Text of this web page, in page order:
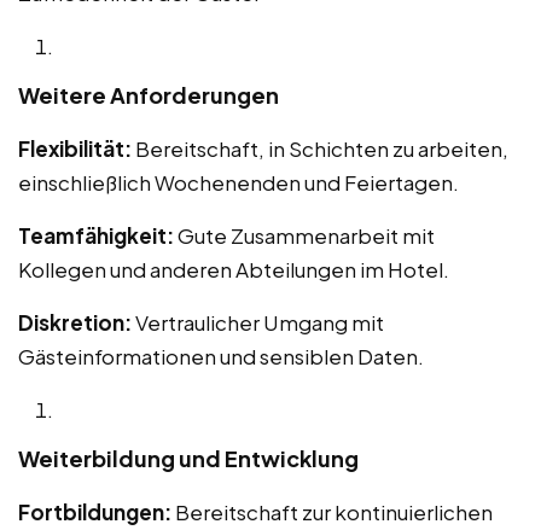
Weitere Anforderungen
Flexibilität: Bereitschaft, in Schichten zu arbeiten,
einschließlich Wochenenden und Feiertagen.
Teamfähigkeit:Gute Zusammenarbeit mit
Kollegen und anderen Abteilungen im Hotel.
Diskretion:Vertraulicher Umgang mit
Gästeinformationen und sensiblen Daten.
Weiterbildung und Entwicklung
Fortbildungen: Bereitschaft zur kontinuierlichen